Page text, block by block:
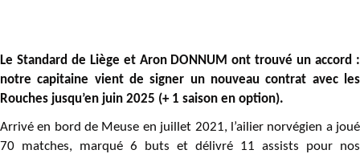
Le Standard de Liège et Aron DONNUM ont trouvé un accord :
notre capitaine vient de signer un nouveau contrat avec les
Rouches jusqu’en juin 2025 (+ 1 saison en option).
Arrivé en bord de Meuse en juillet 2021, l’ailier norvégien a joué
70 matches, marqué 6 buts et délivré 11 assists pour nos